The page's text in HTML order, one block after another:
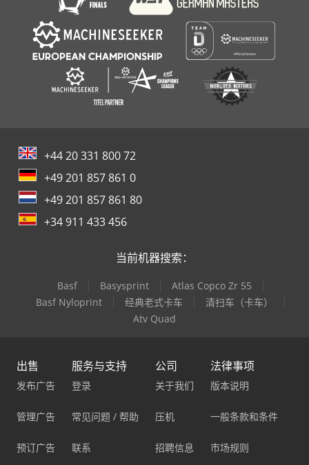
+44 20 331 800 72
+49 201 857 861 0
+49 201 857 861 80
+34 911 433 456
当前机器搜索：
Basf Basysprint
Atlas Copco Zr 55
Basf Nyloprint
经典老式卡车
清扫车（卡车）
Atv Quad
出售
发布广告
管理广告
预订广告
服务与支持
登录
常见问题 / 帮助
联系
公司
关于我们
压机
招聘信息
法律事项
版本说明
一般条款和条件
市场规则